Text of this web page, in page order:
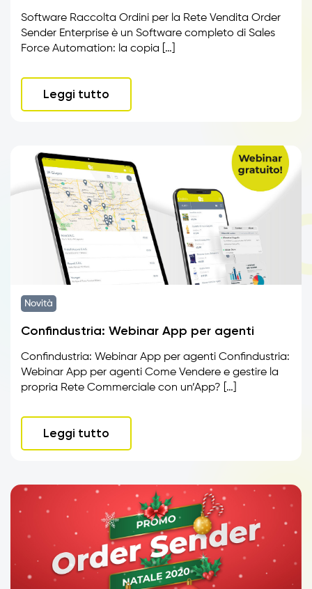
Software Raccolta Ordini per la Rete Vendita Order
Sender Enterprise è un Software completo di Sales
Force Automation: la copia […]
Leggi tutto
Novità
Confindustria: Webinar App per agenti
Confindustria: Webinar App per agenti Confindustria:
Webinar App per agenti Come Vendere e gestire la
propria Rete Commerciale con un’App? […]
Leggi tutto